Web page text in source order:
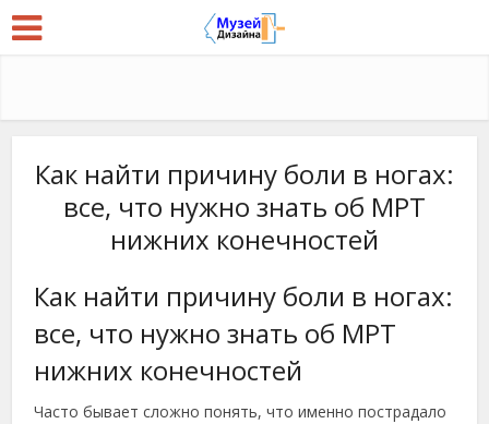
Как найти причину боли в ногах:
все, что нужно знать об МРТ
нижних конечностей
Как найти причину боли в ногах:
все, что нужно знать об МРТ
нижних конечностей
Часто бывает сложно понять, что именно пострадало